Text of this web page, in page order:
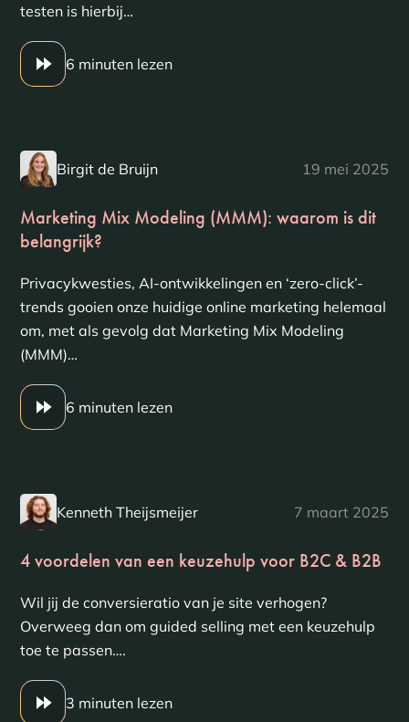
testen is hierbij…
6 minuten lezen
Birgit de Bruijn 19 mei 2025
Marketing Mix Modeling (MMM): waarom is dit
belangrijk?
Privacykwesties, AI-ontwikkelingen en ‘zero-click’-
trends gooien onze huidige online marketing helemaal
om, met als gevolg dat Marketing Mix Modeling
(MMM)…
6 minuten lezen
Kenneth Theijsmeijer 7 maart 2025
4 voordelen van een keuzehulp voor B2C & B2B
Wil jij de conversieratio van je site verhogen?
Overweeg dan om guided selling met een keuzehulp
toe te passen….
3 minuten lezen